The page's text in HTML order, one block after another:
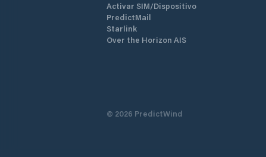
Activar SIM/Dispositivo
PredictMail
Starlink
Over the Horizon AIS
© 2026 PredictWind